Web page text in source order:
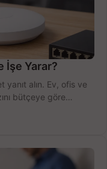
İşe Yarar?
alın. Ev, ofis ve
bütçeye göre